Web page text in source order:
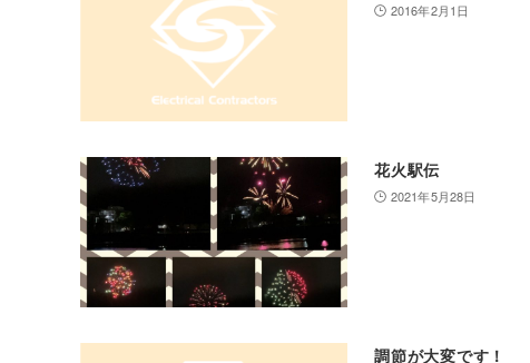
2016年2月1日
花火駅伝
2021年5月28日
調節が大変です！